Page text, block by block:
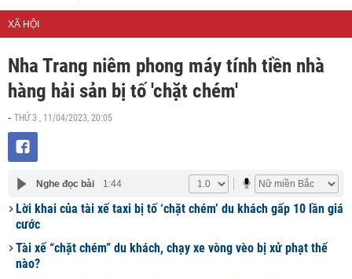
XÃ HỘI
Nha Trang niêm phong máy tính tiền nhà
hàng hải sản bị tố 'chặt chém'
- THỨ 3 , 11/04/2023, 20:05
Nghe đọc bài 1:44
Lời khai của tài xế taxi bị tố ‘chặt chém’ du khách gấp 10 lần giá
cước
Tài xế “chặt chém” du khách, chạy xe vòng vèo bị xử phạt thế
nào?